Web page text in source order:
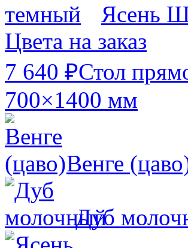
Ясень
Цвета на заказ
7 640 ₽Стол
700×1400 мм
Венге
Дуб